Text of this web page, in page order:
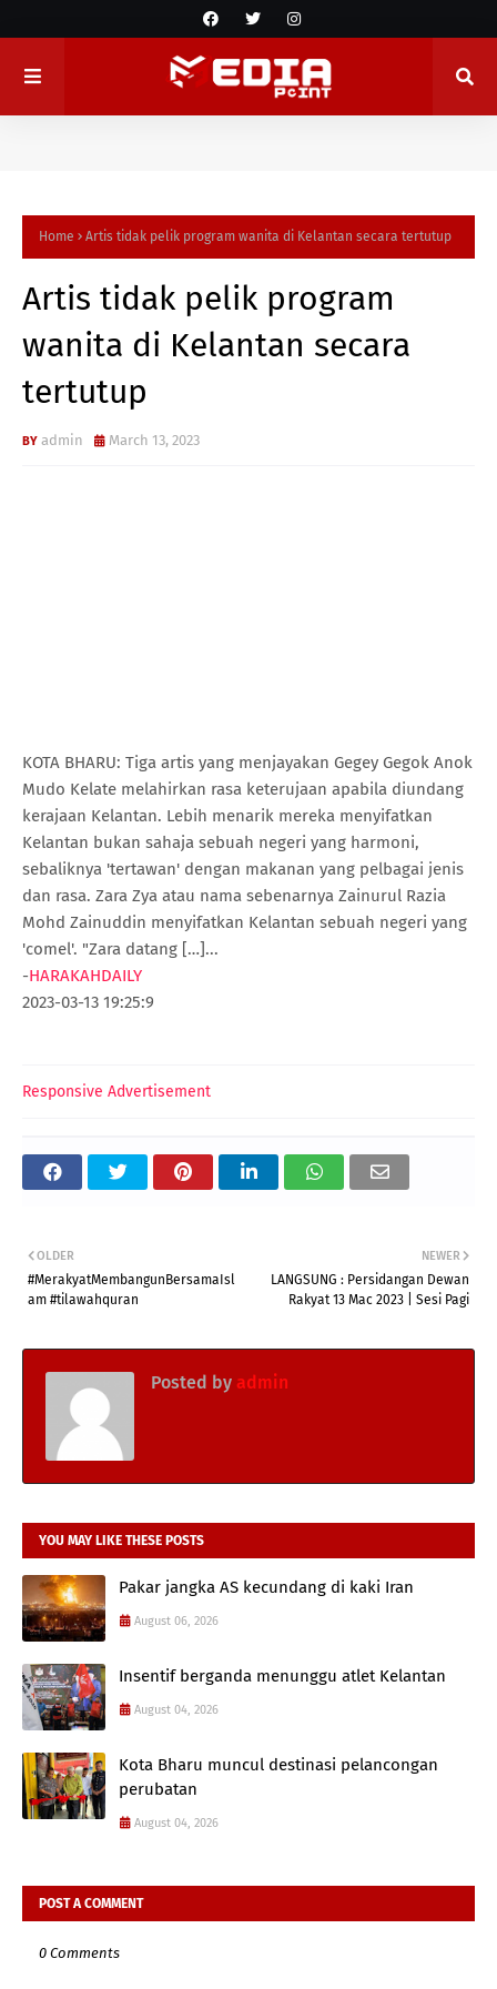
Home Artis tidak pelik program wanita di Kelantan secara tertutup
Artis tidak pelik program
wanita di Kelantan secara
tertutup
admin March 13, 2023
KOTA BHARU: Tiga artis yang menjayakan Gegey Gegok Anok
Mudo Kelate melahirkan rasa keterujaan apabila diundang
kerajaan Kelantan. Lebih menarik mereka menyifatkan
Kelantan bukan sahaja sebuah negeri yang harmoni,
sebaliknya 'tertawan' dengan makanan yang pelbagai jenis
dan rasa. Zara Zya atau nama sebenarnya Zainurul Razia
Mohd Zainuddin menyifatkan Kelantan sebuah negeri yang
'comel'. "Zara datang […]...
-HARAKAHDAILY
2023-03-13 19:25:9
Responsive Advertisement
NEWER
LANGSUNG : Persidangan Dewan
Rakyat 13 Mac 2023 | Sesi Pagi
OLDER
#MerakyatMembangunBersamaIsl
am #tilawahquran
Posted by admin
YOU MAY LIKE THESE POSTS
Pakar jangka AS kecundang di kaki Iran
August 06, 2026
Insentif berganda menunggu atlet Kelantan
August 04, 2026
Kota Bharu muncul destinasi pelancongan
perubatan
August 04, 2026
POST A COMMENT
0 Comments